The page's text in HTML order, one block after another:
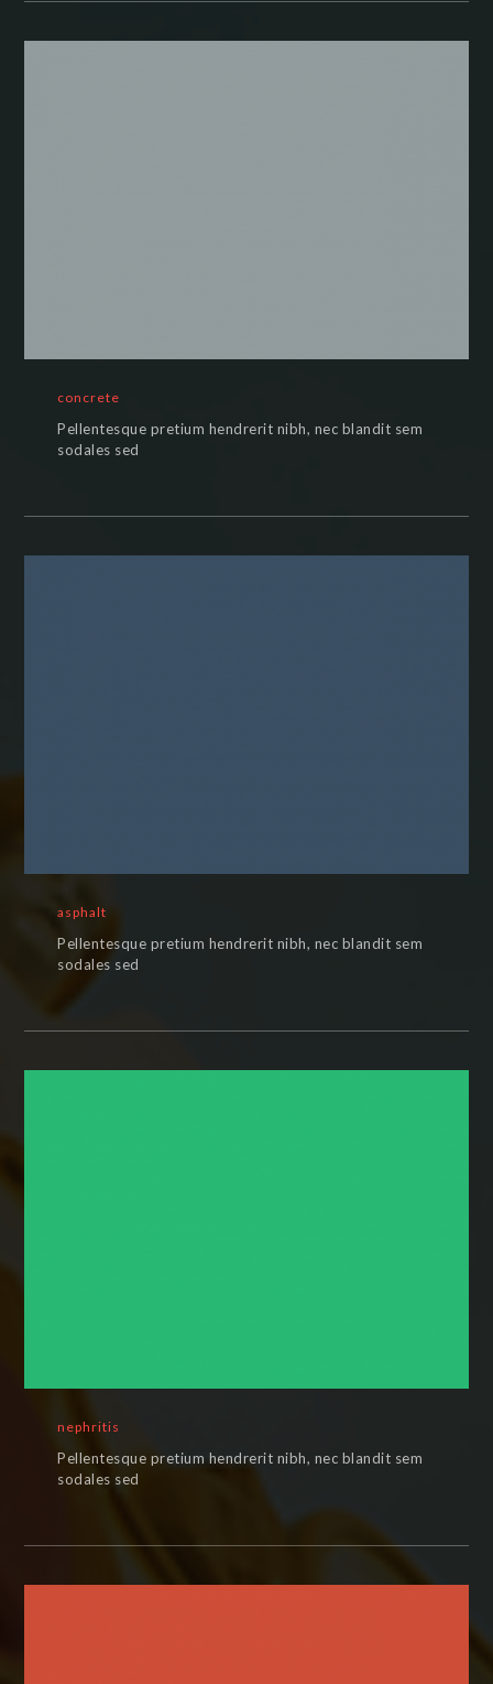
concrete
Pellentesque pretium hendrerit nibh, nec blandit sem
sodales sed
asphalt
Pellentesque pretium hendrerit nibh, nec blandit sem
sodales sed
nephritis
Pellentesque pretium hendrerit nibh, nec blandit sem
sodales sed